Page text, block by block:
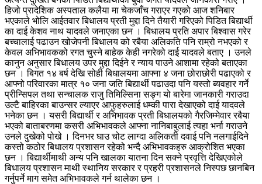
हिजो प्रादेशिक अस्पताल कलैया मा चेकजाँच गराएर गएको आज शनिबार
भएकाले भोलि आईतवार बिधालय प्रती मुद्दा दिने तैयारी गरिएको पिडित बिद्यार्थी
का दाई केशव नाथ यादवले जनाएका छन । बिधालय प्रति अपार बिश्वास गरेर
बच्चालाई पढाउन खोजेपनी बिधालय को रबैया अलिकति पनि राम्रो नभएको र
केवल अभिभावकको रगत चुस्ने बाहेक केही नगरेको दाई यादवले बताए । उनले
कानुन अनुसार बिधालय उपर मुद्दा दिईने र न्याय पाउने आशामा रहेको बताएका
छन । बिगत १४ बर्ष देखि सोही बिधालयमा आफ्ना ४ जना छोराछोरी पढाएको र
आफ्नो परिवारका मात्र १० जना जति बिद्यार्थी पढाउदा पनि यस्तो ब्यवहार गर्ने
प्रीन्सिपल तथा सन्चालक राजु तिमिल्सिना सङ्ग यो बारेमा जानकारी गराउदा
उल्टै बाहिरका बाउन्सर ल्याएर आफुहरुलाई धम्की पारा देखाएको दाई यादवले
भनेका छन । यसरी बिद्यार्थी र अभिभावक प्रती बिधालयको गैरजिम्मेवार रबैया
भएको बाताबरणमा कसरी अभिभावकले आफ्ना नानिबाबुलाई त्यहा भर्ना गराउने
उनले दुखेको पोखे । दिनभर घाउ चोट लाग्दा अलिकती दवाई पनि नलगाईदिने
कस्तो कठोर बिधालय प्रशासन रहेको भन्दै अभिभावकहरु आक्रोशित भएका
छन । बिद्यार्थीमाथी अन्य पनि खालका यातना दिन सक्ने प्रवृत्ति देखिएकोले
बिधालय प्रशासन माथी स्थानिय सरकार र प्रहरी प्रशासनले निस्पछ छानबिन
गर्नुपर्ने माग समेत अभिभावकले गर्न थालेका छन ।